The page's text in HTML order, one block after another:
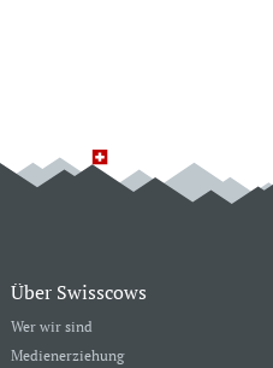
Über Swisscows
Wer wir sind
Medienerziehung